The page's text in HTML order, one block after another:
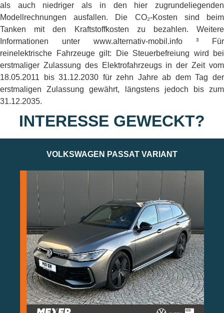
als auch niedriger als in den hier zugrundeliegenden
Modellrechnungen ausfallen. Die CO₂-Kosten sind beim
Tanken mit den Kraftstoffkosten zu bezahlen. Weitere
Informationen unter www.alternativ-mobil.info ³ Für
reinelektrische Fahrzeuge gilt: Die Steuerbefreiung wird bei
erstmaliger Zulassung des Elektrofahrzeugs in der Zeit vom
18.05.2011 bis 31.12.2030 für zehn Jahre ab dem Tag der
erstmaligen Zulassung gewährt, längstens jedoch bis zum
31.12.2035.
INTERESSE GEWECKT?
VOLKSWAGEN PASSAT VARIANT